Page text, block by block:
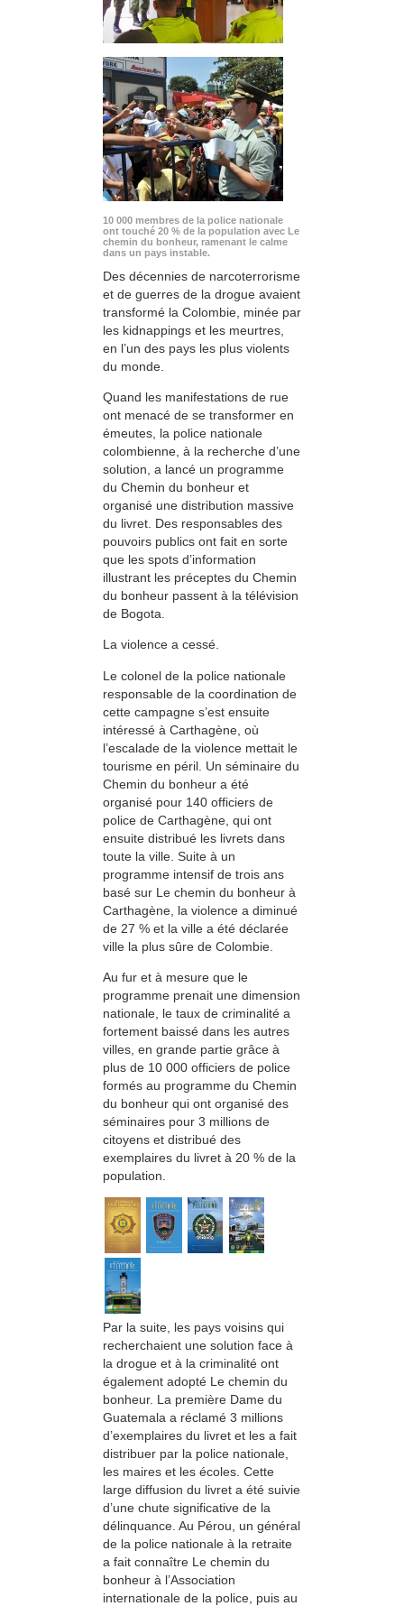
10 000 membres de la police nationale
ont touché 20 % de la population avec Le
chemin du bonheur, ramenant le calme
dans un pays instable.
Des décennies de narcoterrorisme
et de guerres de la drogue avaient
transformé la Colombie, minée par
les kidnappings et les meurtres,
en l’un des pays les plus violents
du monde.
Quand les manifestations de rue
ont menacé de se transformer en
émeutes, la police nationale
colombienne, à la recherche d’une
solution, a lancé un programme
du Chemin du bonheur et
organisé une distribution massive
du livret. Des responsables des
pouvoirs publics ont fait en sorte
que les spots d’information
illustrant les préceptes du Chemin
du bonheur passent à la télévision
de Bogota.
La violence a cessé.
Le colonel de la police nationale
responsable de la coordination de
cette campagne s’est ensuite
intéressé à Carthagène, où
l’escalade de la violence mettait le
tourisme en péril. Un séminaire du
Chemin du bonheur a été
organisé pour 140 officiers de
police de Carthagène, qui ont
ensuite distribué les livrets dans
toute la ville. Suite à un
programme intensif de trois ans
basé sur Le chemin du bonheur à
Carthagène, la violence a diminué
de 27 % et la ville a été déclarée
ville la plus sûre de Colombie.
Au fur et à mesure que le
programme prenait une dimension
nationale, le taux de criminalité a
fortement baissé dans les autres
villes, en grande partie grâce à
plus de 10 000 officiers de police
formés au programme du Chemin
du bonheur qui ont organisé des
séminaires pour 3 millions de
citoyens et distribué des
exemplaires du livret à 20 % de la
population.
Par la suite, les pays voisins qui
recherchaient une solution face à
la drogue et à la criminalité ont
également adopté Le chemin du
bonheur. La première Dame du
Guatemala a réclamé 3 millions
d’exemplaires du livret et les a fait
distribuer par la police nationale,
les maires et les écoles. Cette
large diffusion du livret a été suivie
d’une chute significative de la
délinquance. Au Pérou, un général
de la police nationale à la retraite
a fait connaître Le chemin du
bonheur à l’Association
internationale de la police, puis au